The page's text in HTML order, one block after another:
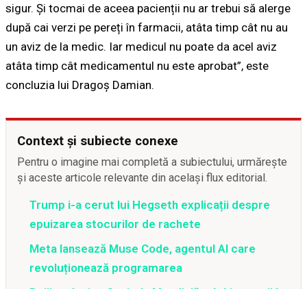
sigur. Și tocmai de aceea pacienții nu ar trebui să alerge
după cai verzi pe pereți în farmacii, atâta timp cât nu au
un aviz de la medic. Iar medicul nu poate da acel aviz
atâta timp cât medicamentul nu este aprobat”, este
concluzia lui Dragoș Damian.
Context și subiecte conexe
Pentru o imagine mai completă a subiectului, urmărește
și aceste articole relevante din același flux editorial.
Trump i-a cerut lui Hegseth explicații despre
epuizarea stocurilor de rachete
Meta lansează Muse Code, agentul AI care
revoluționează programarea